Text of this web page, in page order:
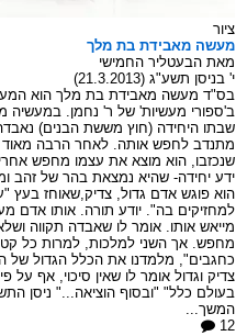
ציור
מעשה מאבידת בת מלך
מאת הבעטליר החמישי
י' בניסן תשע"ג (21.3.2013)
בס"ד מעשה מאבידת בת מלך הוא
ב'ספורי מעשיות' של ר' נחמן. במעשיה
שבתו היחידה (חוץ מששת הבנים)
מתנדב לחפש אותה. לאחר הרבה מאוד
שנכזבו, הוא מוצא את עצמו מחפש
ידע יחידה- שהיא נמצאת בהר של זהב
הוא פוגש אדם גדול, צדיק,שאוחז בעץ
למחזיקים בה". יודע תורה. אותו אדם
מייאש אותו. אומר לו שאבדה תקווה
מחפש. אך השני למלכות, למרות כל
כחגבים", מלמדנו את הכלל הגדול של
צדיק וגדול אומר לו שאין סיכוי, אף על
בעולם כלל" "ובסוף הוציאה..." ניסן
המשך...
12